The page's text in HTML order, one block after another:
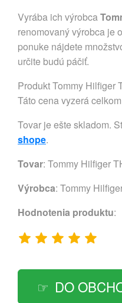
Vyrába ich výrobca
renomovaný výrobca je
ponuke nájdete
určite budú páčiť.
Produkt Tommy Hilfiger
Táto cena vyzerá
Tovar je ešte skladom.
shope.
Tovar: Tommy Hilfiger
Výrobca: Tommy
Hodnotenia produktu:
DO